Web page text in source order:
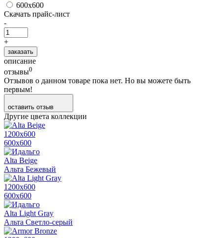
600х600
Скачать прайс-лист
-
+
заказать
описание
отзывы0
Отзывов о данном товаре пока нет. Но вы можете быть
первым!
оставить отзыв
Другие цвета коллекции
1200х600
600х600
Alta Beige
Альта Бежевый
1200х600
600х600
Alta Light Gray
Альта Светло-серый